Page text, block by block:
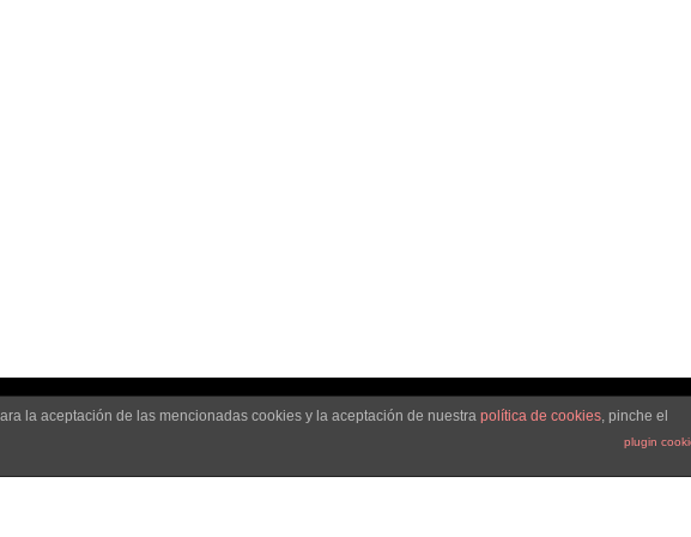
la aceptación de las mencionadas cookies y la aceptación de nuestra política de cookies, pinche el
plugin